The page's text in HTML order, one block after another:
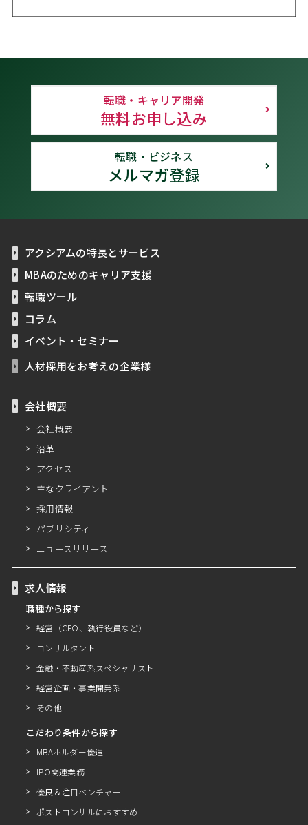
転職・キャリア開発
無料お申し込み
転職・ビジネス
メルマガ登録
アクシアムの特長とサービス
MBAのためのキャリア支援
転職ツール
コラム
イベント・セミナー
人材採用をお考えの企業様
会社概要
会社概要
沿革
アクセス
主なクライアント
採用情報
パブリシティ
ニュースリリース
求人情報
職種から探す
経営（CFO、執行役員など）
コンサルタント
金融・不動産系スペシャリスト
経営企画・事業開発系
その他
こだわり条件から探す
MBAホルダー優遇
IPO関連業務
優良＆注目ベンチャー
ポストコンサルにおすすめ